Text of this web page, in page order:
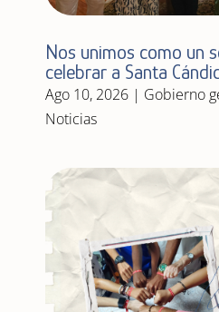
Nos unimos como un
celebrar a Santa
Ago 10, 2026| Gobierno
Noticias